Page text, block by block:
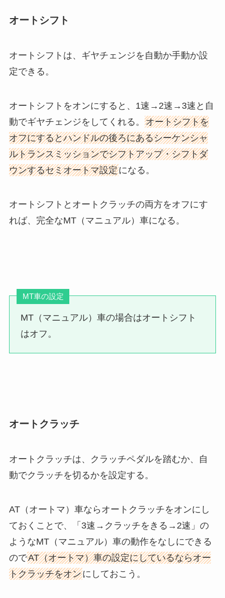
オートシフト
オートシフトは、ギヤチェンジを自動か手動か設
定できる。
オートシフトをオンにすると、1速→2速→3速と自
動でギヤチェンジをしてくれる。 オートシフトを
オフにするとハンドルの後ろにあるシーケンシャ
ルトランスミッションでシフトアップ・シフトダ
ウンするセミオートマ設定になる。
オートシフトとオートクラッチの両方をオフにす
れば、完全なMT（マニュアル）車になる。
MT車の設定
MT（マニュアル）車の場合はオートシフト
はオフ。
オートクラッチ
オートクラッチは、クラッチペダルを踏むか、自
動でクラッチを切るかを設定する。
AT（オートマ）車ならオートクラッチをオンにし
ておくことで、「3速→クラッチをきる→2速」の
ようなMT（マニュアル）車の動作をなしにできる
のでAT（オートマ）車の設定にしているならオー
トクラッチをオンにしておこう。